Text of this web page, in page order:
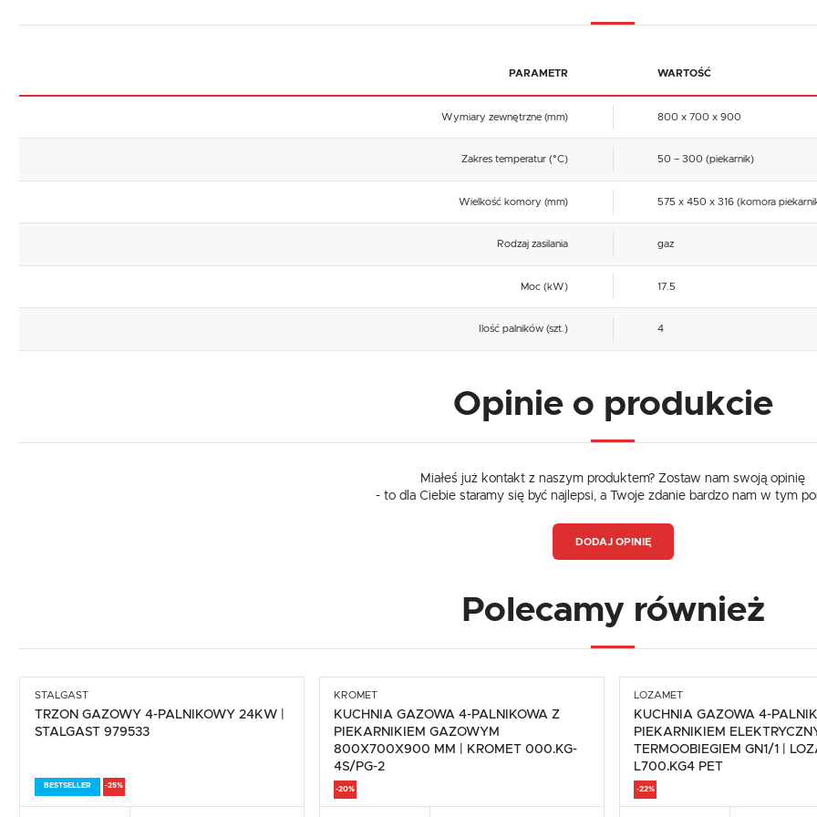
PARAMETR WARTOŚĆ
Wymiary zewnętrzne (mm) 800 x 700 x 900
Zakres temperatur (°C) 50 – 300 (piekarnik)
Wielkość komory (mm) 575 x 450 x 316 (komora
Rodzaj zasilania gaz
Moc (kW) 17.5
Ilość palników (szt.) 4
Opinie o produkcie
Miałeś już kontakt z naszym produktem? Zostaw nam swoją opinię
- to dla Ciebie staramy się być najlepsi, a Twoje zdanie bardzo nam w tym
DODAJ OPINIĘ
Polecamy również
STALGAST
TRZON GAZOWY 4-PALNIKOWY 24KW |
STALGAST 979533
BESTSELLER -25%
KROMET
KUCHNIA GAZOWA 4-PALNIKOWA Z
PIEKARNIKIEM GAZOWYM
800X700X900 MM | KROMET 000.KG-
4S/PG-2
-20%
LOZAMET
KUCHNIA GAZOWA 4-
PIEKARNIKIEM
TERMOOBIEGIEM GN1/1 |
L700.KG4 PET
-22%